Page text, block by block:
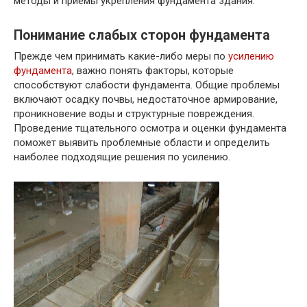
Понимание слабых сторон фундамента
Прежде чем принимать какие-либо меры по усилению
фундамента, важно понять факторы, которые
способствуют слабости фундамента. Общие проблемы
включают осадку почвы, недостаточное армирование,
проникновение воды и структурные повреждения.
Проведение тщательного осмотра и оценки фундамента
поможет выявить проблемные области и определить
наиболее подходящие решения по усилению.